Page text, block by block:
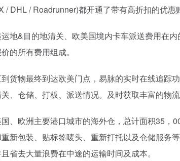
/ DHL / Roadrunner)都开通了带有高折扣的优惠
地&目的地清关、欧美国境内卡车派送费用在
的所有费用组成。
货物最终到达欧美门点，易脉的实时在线追踪
、仓储、打板、派送情况。及时获取丰富的物
、欧洲主要港口城市的海外仓，总计面积35，
新包装、贴标签唛头、重新打托以及仓储服务
省去大量浪费在中途的运输时间及成本。